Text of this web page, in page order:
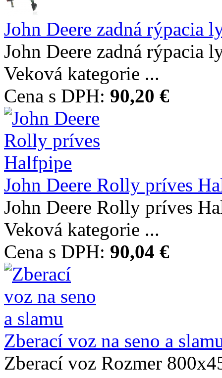
John Deere zadná rýpacia
John Deere zadná rýpacia
Veková kategorie ...
Cena s DPH: 90,20 €
John Deere Rolly príves
John Deere Rolly príves
Veková kategorie ...
Cena s DPH: 90,04 €
Zberací voz na seno a
Zberací voz Rozmer